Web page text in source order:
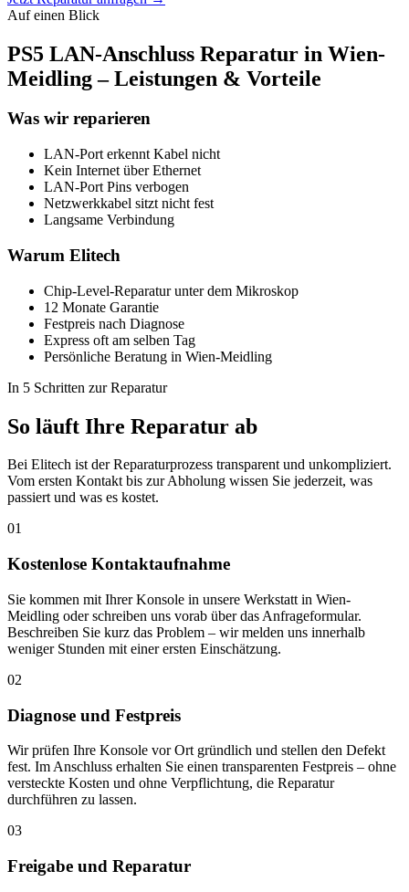
Auf einen Blick
PS5 LAN-Anschluss Reparatur in Wien-
Meidling – Leistungen & Vorteile
Was wir reparieren
LAN-Port erkennt Kabel nicht
Kein Internet über Ethernet
LAN-Port Pins verbogen
Netzwerkkabel sitzt nicht fest
Langsame Verbindung
Warum Elitech
Chip-Level-Reparatur unter dem Mikroskop
12 Monate Garantie
Festpreis nach Diagnose
Express oft am selben Tag
Persönliche Beratung in Wien-Meidling
In 5 Schritten zur Reparatur
So läuft Ihre Reparatur ab
Bei Elitech ist der Reparaturprozess transparent und unkompliziert.
Vom ersten Kontakt bis zur Abholung wissen Sie jederzeit, was
passiert und was es kostet.
01
Kostenlose Kontaktaufnahme
Sie kommen mit Ihrer Konsole in unsere Werkstatt in Wien-
Meidling oder schreiben uns vorab über das Anfrageformular.
Beschreiben Sie kurz das Problem – wir melden uns innerhalb
weniger Stunden mit einer ersten Einschätzung.
02
Diagnose und Festpreis
Wir prüfen Ihre Konsole vor Ort gründlich und stellen den Defekt
fest. Im Anschluss erhalten Sie einen transparenten Festpreis – ohne
versteckte Kosten und ohne Verpflichtung, die Reparatur
durchführen zu lassen.
03
Freigabe und Reparatur